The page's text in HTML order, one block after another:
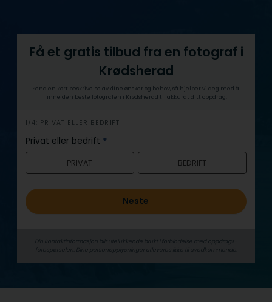
Få et gratis tilbud fra en fotograf i
Krødsherad
Send en kort beskrivelse av dine ønsker og behov, så hjelper vi deg med å
finne den beste fotografen i Krødsherad til akkurat ditt oppdrag.
h
e
r
1/4: PRIVAT ELLER BEDRIFT
Privat eller bedrift *
PRIVAT BEDRIFT
Neste
Din kontaktinformasjon blir utelukkende brukt i forbindelse med oppdrags­
forespørselen. Dine person­­opplysninger utleveres ikke til uvedkommende.